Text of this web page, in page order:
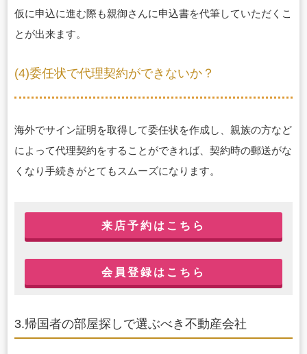
仮に申込に進む際も親御さんに申込書を代筆していただくこ
とが出来ます。
(4)委任状で代理契約ができないか？
海外でサイン証明を取得して委任状を作成し、親族の方など
によって代理契約をすることができれば、契約時の郵送がな
くなり手続きがとてもスムーズになります。
来店予約はこちら
会員登録はこちら
3.帰国者の部屋探しで選ぶべき不動産会社